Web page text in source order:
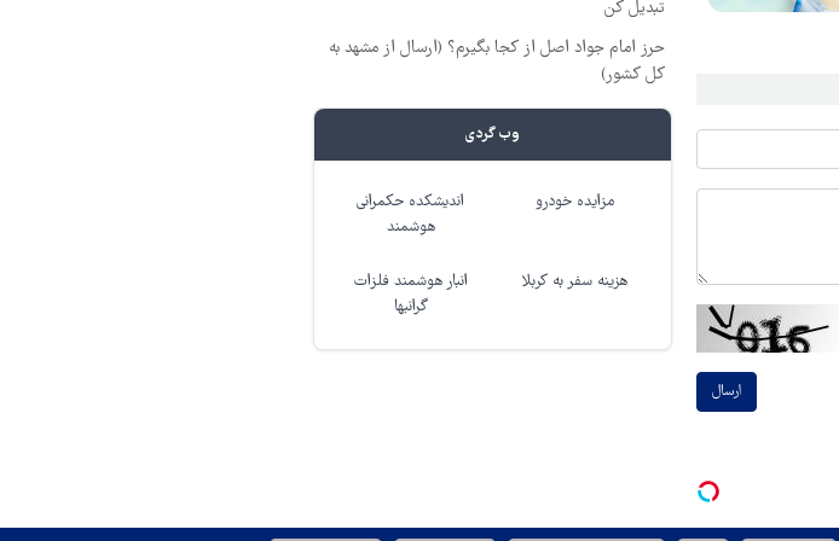
ارسال
تبدیل کن
حرز امام جواد اصل از کجا بگیرم؟ (ارسال از مشهد به
کل کشور)
وب گردی
مزایده خودرو
اندیشکده حکمرانی
هوشمند
هزینه سفر به کربلا
انبار هوشمند فلزات
گرانبها